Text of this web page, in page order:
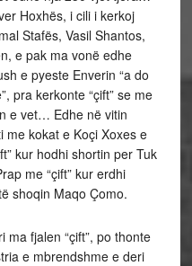
Hoxhës, i cili i kerkoj
Stafës, Vasil Shantos,
e pak ma vonë edhe
e pyeste Enverin “a do
pra kerkonte “çift” se me
e vet… Edhe në vitin
me kokat e Koçi Xoxes e
kur hodhi shortin per Tuk
me “çift” kur erdhi
shoqin Maqo Çomo.
fjalen “çift”, po thonte
e mbrendshme e deri